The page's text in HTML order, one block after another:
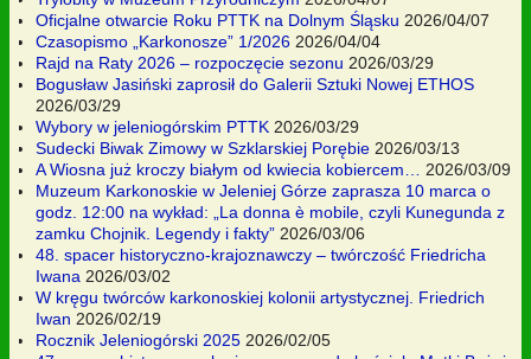
Oficjalne otwarcie Roku PTTK na Dolnym Śląsku 2026/04/07
Czasopismo „Karkonosze” 1/2026 2026/04/04
Rajd na Raty 2026 – rozpoczęcie sezonu 2026/03/29
Bogusław Jasiński zaprosił do Galerii Sztuki Nowej ETHOS
2026/03/29
Wybory w jeleniogórskim PTTK 2026/03/29
Sudecki Biwak Zimowy w Szklarskiej Porębie 2026/03/13
A Wiosna już kroczy białym od kwiecia kobiercem…
2026/03/09
Muzeum Karkonoskie w Jeleniej Górze zaprasza 10 marca o
godz. 12:00 na wykład: „La donna è mobile, czyli Kunegunda z
zamku Chojnik. Legendy i fakty” 2026/03/06
48. spacer historyczno-krajoznawczy – twórczość Friedricha
Iwana 2026/03/02
W kręgu twórców karkonoskiej kolonii artystycznej. Friedrich
Iwan 2026/02/19
Rocznik Jeleniogórski 2025 2026/02/05